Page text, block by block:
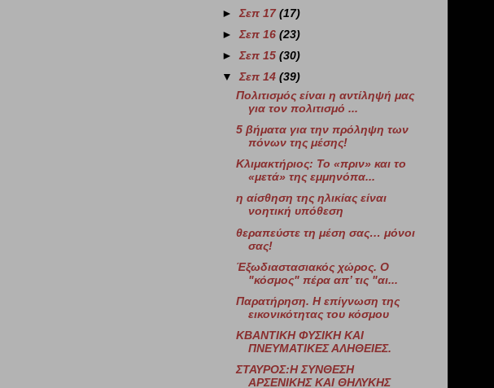
►Σεπ 17(17)
►Σεπ 16(23)
►Σεπ 15(30)
▼Σεπ 14(39)
Πολιτισμός είναι η αντίληψή μας
για τον πολιτισμό ...
5 βήματα για την πρόληψη των
πόνων της μέσης!
Κλιμακτήριος: Το «πριν» και το
«μετά» της εμμηνόπα...
η αίσθηση της ηλικίας είναι
νοητική υπόθεση
θεραπεύστε τη μέση σας… μόνοι
σας!
Έξωδιαστασιακός χώρος. Ο
"κόσμος" πέρα απ’ τις "αι...
Παρατήρηση. Η επίγνωση της
εικονικότητας του κόσμου
ΚΒΑΝΤΙΚΗ ΦΥΣΙΚΗ ΚΑΙ
ΠΝΕΥΜΑΤΙΚΕΣ ΑΛΗΘΕΙΕΣ.
ΣΤΑΥΡΟΣ:Η ΣΥΝΘΕΣΗ
ΑΡΣΕΝΙΚΗΣ ΚΑΙ ΘΗΛΥΚΗΣ